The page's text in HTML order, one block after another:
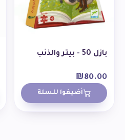
بازل 50 - بيتر والذئب
₪80.00
أضيفوا للسلة